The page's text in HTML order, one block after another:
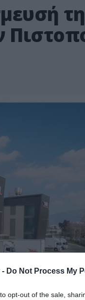
- Do Not Process My
opt-out of the sale,